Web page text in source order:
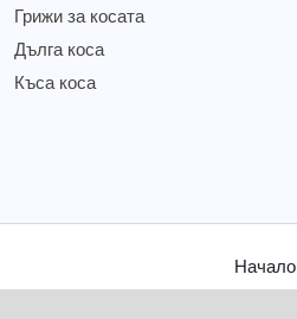
Грижи за косата
Дълга коса
Къса коса
Начало